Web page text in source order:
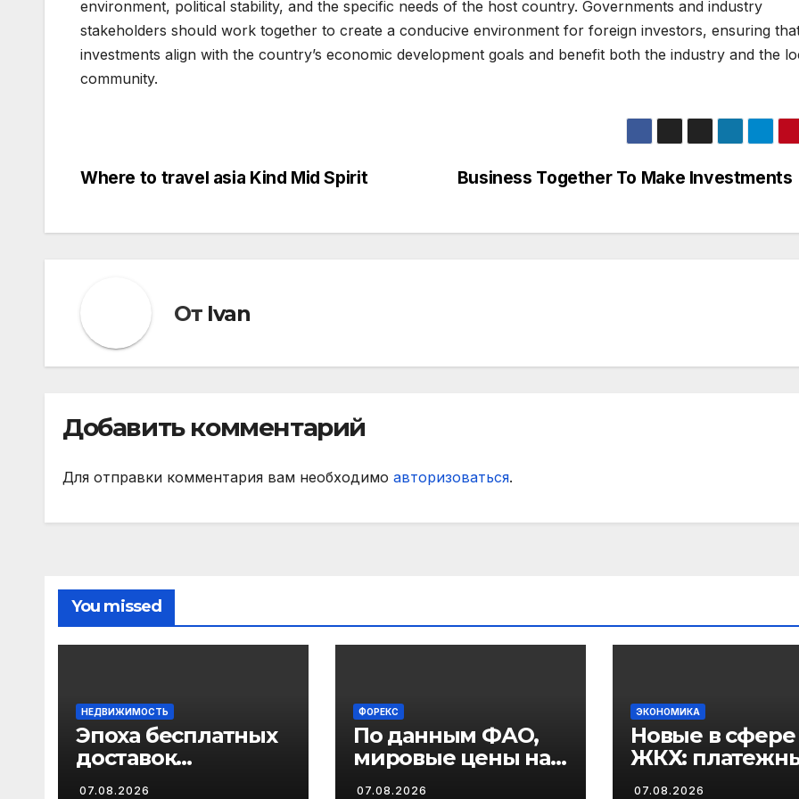
environment, political stability, and the specific needs of the host country. Governments and industry
stakeholders should work together to create a conducive environment for foreign investors, ensuring
investments align with the country’s economic development goals and benefit both the industry and the
community.
Навигация
Business Together To Make Investments
Where to travel asia Kind Mid Spirit
От Ivan
Добавить комментарий
Для отправки комментария вам необходимо авторизоваться.
You missed
НЕДВИЖИМОСТЬ
Эпоха бесплатных
доставок
07.08.2026
ФОРЕКС
По данным ФАО,
мировые цены на
07.08.2026
ЭКОНОМИКА
Новые в сфере
ЖКХ:
07.08.2026